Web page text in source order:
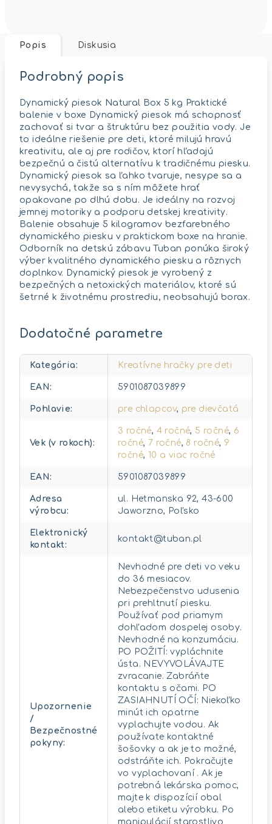
Popis Diskusia
Podrobný popis
Dynamický piesok Natural Box 5 kg Praktické
balenie v boxe Dynamický piesok má schopnosť
zachovať si tvar a štruktúru bez použitia vody. Je
to ideálne riešenie pre deti, ktoré milujú hravú
kreativitu, ale aj pre rodičov, ktorí hľadajú
bezpečnú a čistú alternatívu k tradičnému piesku.
Dynamický piesok sa ľahko tvaruje, nesype sa a
nevysychá, takže sa s ním môžete hrať
opakovane po dlhú dobu. Je ideálny na rozvoj
jemnej motoriky a podporu detskej kreativity.
Balenie obsahuje 5 kilogramov bezfarebného
dynamického piesku v praktickom boxe na hranie.
Odborník na detskú zábavu Tuban ponúka široký
výber kvalitného dynamického piesku a rôznych
doplnkov. Dynamický piesok je vyrobený z
bezpečných a netoxických materiálov, ktoré sú
šetrné k životnému prostrediu, neobsahujú borax.
Dodatočné parametre
Kategória: Kreatívne hračky pre deti
EAN: 5901087039899
Pohlavie: pre chlapcov, pre dievčatá
Vek (v rokoch):
3 ročné, 4 ročné, 5 ročné, 6
ročné, 7 ročné, 8 ročné, 9
ročné, 10 a viac ročné
EAN: 5901087039899
Adresa
výrobcu:
ul. Hetmanska 92, 43-600
Jaworzno, Poľsko
Elektronický
kontakt:
kontakt@tuban.pl
Upozornenie
/
Bezpečnostné
pokyny:
Nevhodné pre deti vo veku
do 36 mesiacov.
Nebezpečenstvo udusenia
pri prehltnutí piesku.
Používať pod priamym
dohľadom dospelej osoby.
Nevhodné na konzumáciu.
PO POŽITÍ: vypláchnite
ústa. NEVYVOLÁVAJTE
zvracanie. Zabráňte
kontaktu s očami. PO
ZASIAHNUTÍ OČÍ: Niekoľko
minút ich opatrne
vyplachujte vodou. Ak
používate kontaktné
šošovky a ak je to možné,
odstráňte ich. Pokračujte
vo vyplachovaní . Ak je
potrebná lekárska pomoc,
majte k dispozícií obal
alebo etiketu výrobku. Po
manipulácií starostlivo